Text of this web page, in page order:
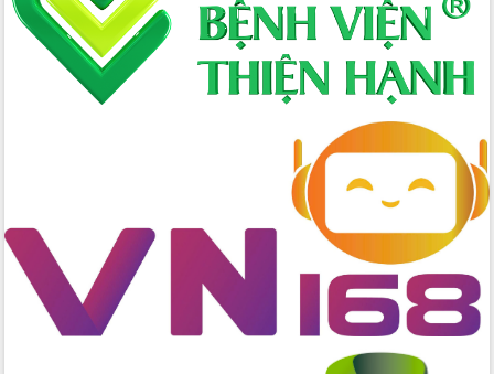
chức diễn tập trước ngày bầu cử
Chương trình “Gặp gỡ hữu nghị –
Friendship Meeting New Year 2026”
Bầu cử Quốc hội và HĐND: Cử tri Đắk
2026-2031
Đảm bảo cuộc bầu cử đại biểu Quốc
hội và đại biểu HĐND các cấp diễn ra
an toàn, hiệu quả, đúng quy định
Thủ tướng Chính phủ Phạm Minh Chính